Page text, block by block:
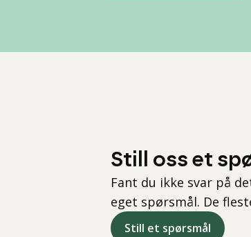
Still oss et
Fant du ikke svar på
eget spørsmål. De
Still et spørsmål